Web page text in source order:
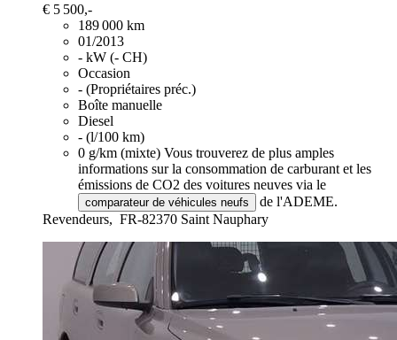
€ 5 500,-
189 000 km
01/2013
- kW (- CH)
Occasion
- (Propriétaires préc.)
Boîte manuelle
Diesel
- (l/100 km)
0 g/km (mixte) Vous trouverez de plus amples
informations sur la consommation de carburant et les
émissions de CO2 des voitures neuves via le
comparateur de véhicules neufs
de l'ADEME.
Revendeurs, FR-82370 Saint Nauphary